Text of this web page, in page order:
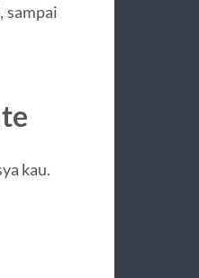
sampai
kau.